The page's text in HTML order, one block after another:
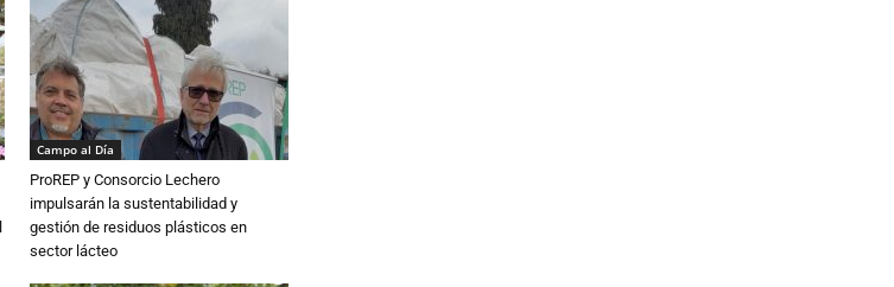
Campo al Día
ProREP y Consorcio Lechero
impulsarán la sustentabilidad y
gestión de residuos plásticos en
sector lácteo